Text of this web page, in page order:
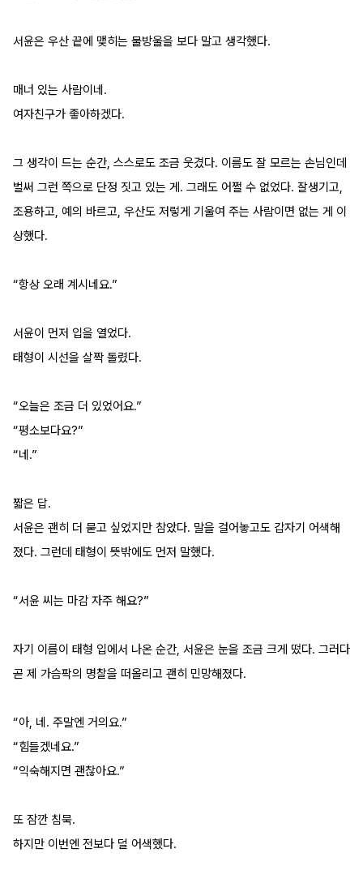
서윤은 우산 끝에 맺히는 물방울을 보다 말고 생각했다.
매너 있는 사람이네.
여자친구가 좋아하겠다.
그 생각이 드는 순간, 스스로도 조금 웃겼다. 이름도 잘 모르는 손님인데
벌써 그런 쪽으로 단정 짓고 있는 게. 그래도 어쩔 수 없었다. 잘생기고,
조용하고, 예의 바르고, 우산도 저렇게 기울여 주는 사람이면 없는 게 이
상했다.
“항상 오래 계시네요.”
서윤이 먼저 입을 열었다.
태형이 시선을 살짝 돌렸다.
“오늘은 조금 더 있었어요.”
“평소보다요?”
“네.”
짧은 답.
서윤은 괜히 더 묻고 싶었지만 참았다. 말을 걸어놓고도 갑자기 어색해
졌다. 그런데 태형이 뜻밖에도 먼저 말했다.
“서윤 씨는 마감 자주 해요?”
자기 이름이 태형 입에서 나온 순간, 서윤은 눈을 조금 크게 떴다. 그러다
곧 제 가슴팍의 명찰을 떠올리고 괜히 민망해졌다.
“아, 네. 주말엔 거의요.”
“힘들겠네요.”
“익숙해지면 괜찮아요.”
또 잠깐 침묵.
하지만 이번엔 전보다 덜 어색했다.